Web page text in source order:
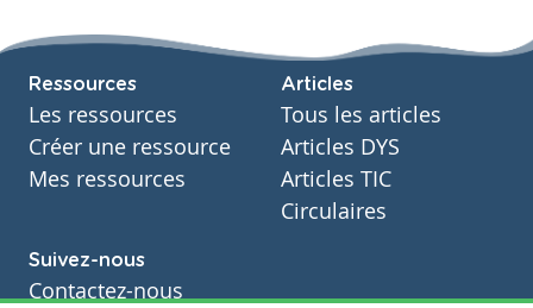
Ressources
Les ressources
Créer une ressource
Mes ressources
Articles
Tous les articles
Articles DYS
Articles TIC
Circulaires
Suivez-nous
Contactez-nous